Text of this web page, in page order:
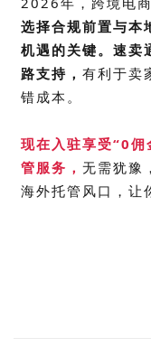
选择合规前置与本
机遇的关键。 速卖
路支持， 有利于卖
错成本。
现在入驻享受“0佣
管服务 ， 无需犹豫
海外托管风口，让